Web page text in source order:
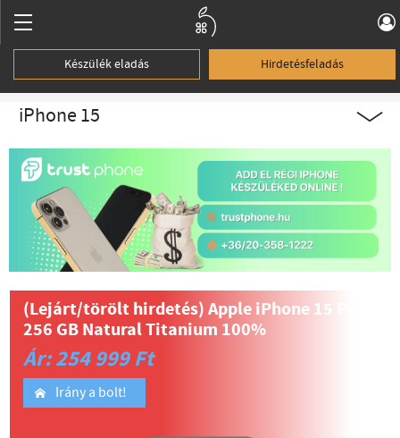
Készülék eladás Hirdetésfeladás
iPhone 15
(Lejárt/törölt hirdetés)Apple iPhone 15 Pro
256 GB Natural Titanium 100%
Ár: 254 999 Ft
Irány a bolt!